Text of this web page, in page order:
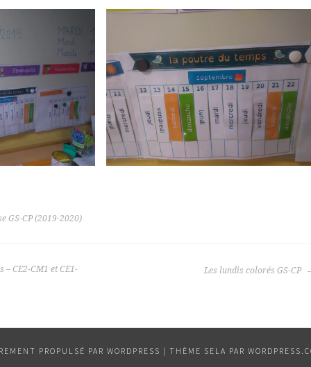
GS-CP (2019-2020)
– CE2-CM1 et CE1-
Les lundis colorés GS-CP
PROPULSÉ PAR WORDPRESS | THÈME SELA PAR